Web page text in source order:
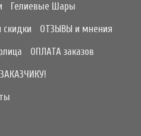
Гелиевые Шары
ОТЗЫВЫ и мнения
ОПЛАТА заказов